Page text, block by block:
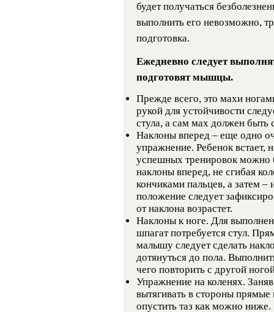
будет получаться
выполнить его невозможно,
подготовка.
Ежедневно следует
подготовят мышцы.
Прежде всего, это махи
рукой для устойчивости
стула, а сам мах должен быть
Наклоны вперед – еще одно
упражнение. Ребенок встает,
успешных тренировок можно
наклоны вперед, не сгибая
кончиками пальцев, а затем
положение следует
от наклона возрастет.
Наклоны к ноге. Для
шпагат потребуется стул.
малышу следует сделать
дотянуться до пола.
чего повторить с другой
Упражнение на коленях.
вытягивать в стороны прямые
опустить таз как можно ниже.